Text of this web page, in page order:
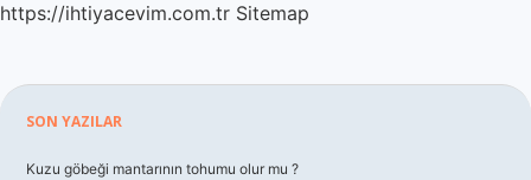
https://ihtiyacevim.com.tr Sitemap
Sidebar
SON YAZILAR
Kuzu göbeği mantarının tohumu olur mu ?